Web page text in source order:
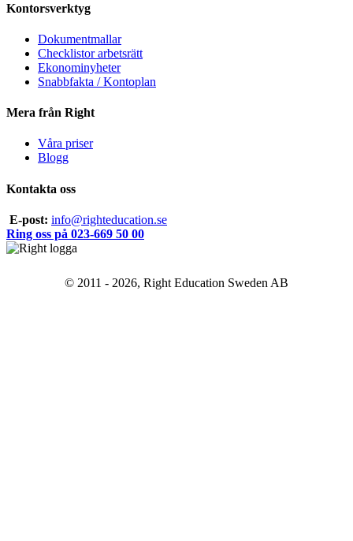
Kontorsverktyg
Dokumentmallar
Checklistor arbetsrätt
Ekonominyheter
Snabbfakta / Kontoplan
Mera från Right
Våra priser
Blogg
Kontakta oss
E-post: info@righteducation.se
Ring oss på 023-669 50 00
© 2011 - 2026, Right Education Sweden AB